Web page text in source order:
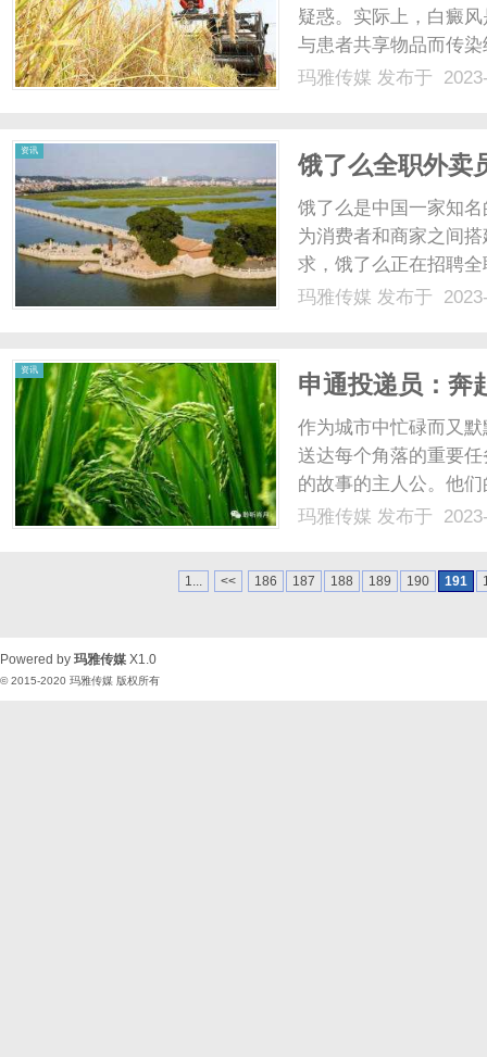
疑惑。实际上，白癜
与患者共享物品而传
出现局部或广泛的白
玛雅传媒 发布于
资讯
饿了么全职外卖
饿了么是中国一家知
为消费者和商家之间
求，饿了么正在招聘
送服务。作为全职外
玛雅传媒 发布于
资讯
申通投递员：奔
作为城市中忙碌而又
送达每个角落的重要
的故事的主人公。他
的使命。申通投递员
都能及时收到自己的
玛雅传媒 发布于
1... << 186 187 188 189 190 191
Powered by 玛雅传媒 X1.0
© 2015-2020 玛雅传媒 版权所有